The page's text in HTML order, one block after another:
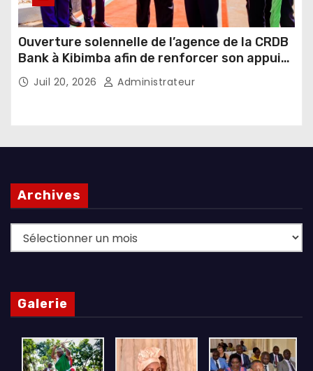
Ouverture solennelle de l’agence de la CRDB
Bank à Kibimba afin de renforcer son appui
au financement de l’agriculture et de
l’élevage
Juil 20, 2026 Administrateur
Archives
Archives
Galerie